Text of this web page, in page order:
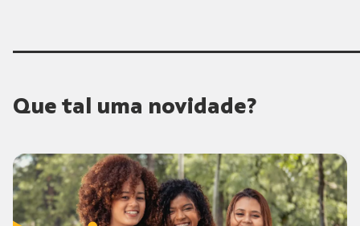
Que tal uma novidade?